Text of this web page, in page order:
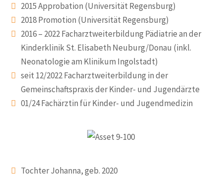
2015 Approbation (Universität Regensburg)
2018 Promotion (Universität Regensburg)
2016 – 2022 Facharztweiterbildung Pädiatrie an der
Kinderklinik St. Elisabeth Neuburg/Donau (inkl.
Neonatologie am Klinikum Ingolstadt)
seit 12/2022 Facharztweiterbildung in der
Gemeinschaftspraxis der Kinder- und Jugendärzte
01/24 Fachärztin für Kinder- und Jugendmedizin
Tochter Johanna, geb. 2020